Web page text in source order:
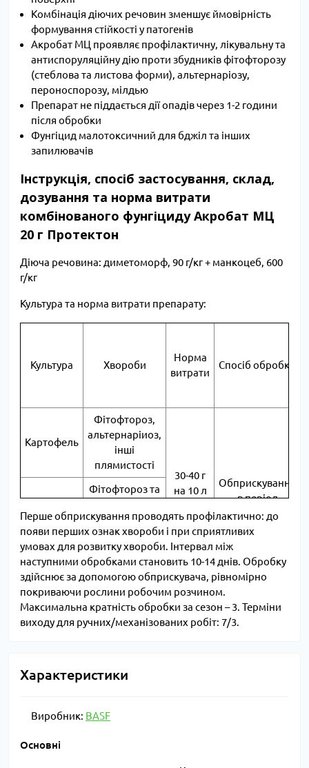
Комбінація діючих речовин зменшує ймовірність
формування стійкості у патогенів
Акробат МЦ проявляє профілактичну, лікувальну та
антиспоруляційну дію проти збудників фітофторозу
(стеблова та листова форми), альтернаріозу,
пероноспорозу, мілдью
Препарат не піддається дії опадів через 1-2 години
після обробки
Фунгіцид малотоксичний для бджіл та інших
запилювачів
Інструкція, спосіб застосування, склад,
дозування та норма витрати
комбінованого фунгіциду Акробат МЦ
20 г Протектон
Діюча речовина: диметоморф, 90 г/кг + манкоцеб, 600
г/кг
Культура та норма витрати препарату:
Культура Хвороби
Норма
витрати
Спосіб обробки
Картофель
Фітофтороз,
альтернаріиоз,
інші
плямистості
30-40 г
на 10 л
2 сотки
Обприскування
в період
вегетації
Фітофтороз та
плямистості
Огірки Пероноспороз
Виноград Мілдью
Перше обприскування проводять профілактично: до
появи перших ознак хвороби і при сприятливих
умовах для розвитку хвороби. Інтервал між
наступними обробками становить 10-14 днів. Обробку
здійснює за допомогою обприскувача, рівномірно
покриваючи рослини робочим розчином.
Максимальна кратність обробки за сезон – 3. Терміни
виходу для ручних/механізованих робіт: 7/3.
Характеристики
Виробник: BASF
Основні